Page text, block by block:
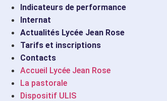
Enseignement supérieur
Apprentissage
3 èmePrépa
Indicateurs de performance
Internat
Actualités Lycée Jean Rose
Tarifs et inscriptions
Contacts
Accueil Lycée Jean Rose
La pastorale
Dispositif ULIS